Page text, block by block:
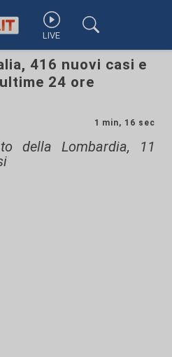
LIVE
416 nuovi casi e
24 ore
1 min, 16 sec
della Lombardia, 11